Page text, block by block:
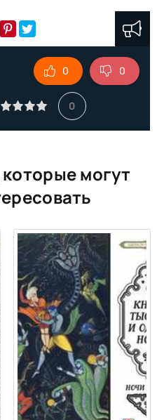
0
0 0
могут